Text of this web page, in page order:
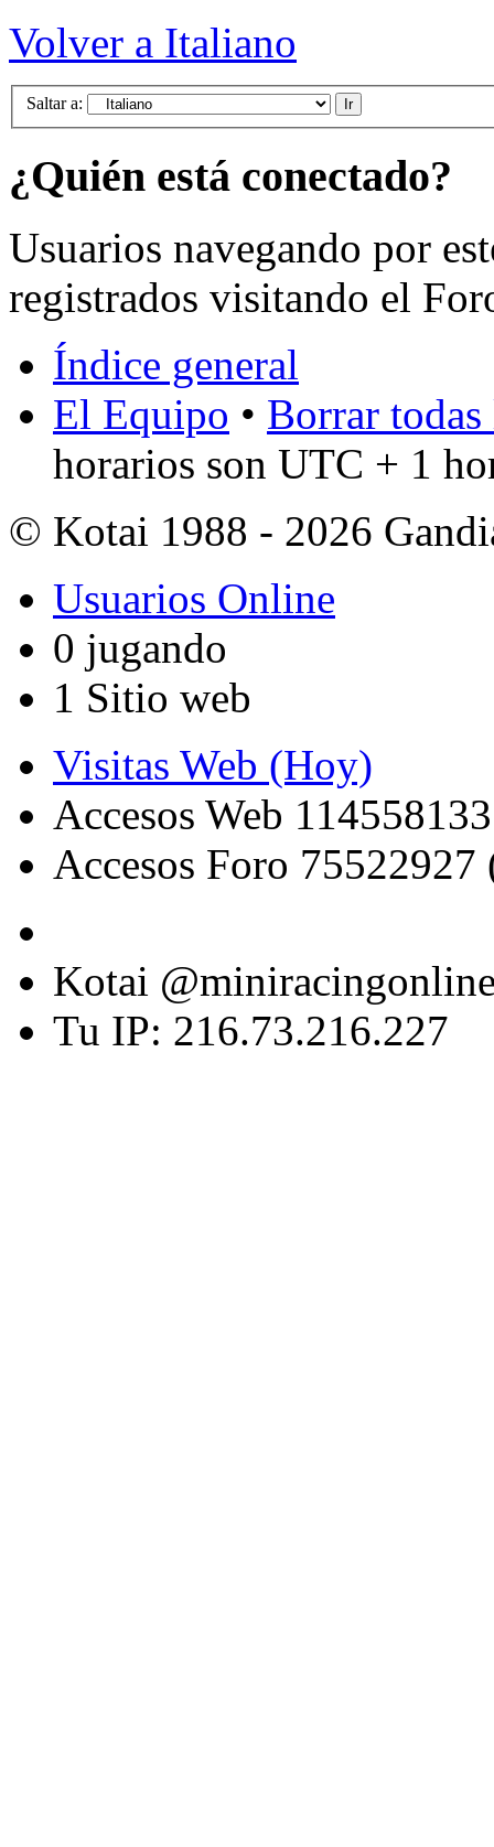
Volver a Italiano
Saltar a:
¿Quién está conectado?
Usuarios navegando por
registrados visitando el
Índice general
El Equipo • Borrar
horarios son UTC + 1
© Kotai 1988 - 2026
Usuarios Online
0 jugando
1 Sitio web
Visitas Web (Hoy)
Accesos Web
Accesos Foro 75522927
Kotai
Tu IP: 216.73.216.227